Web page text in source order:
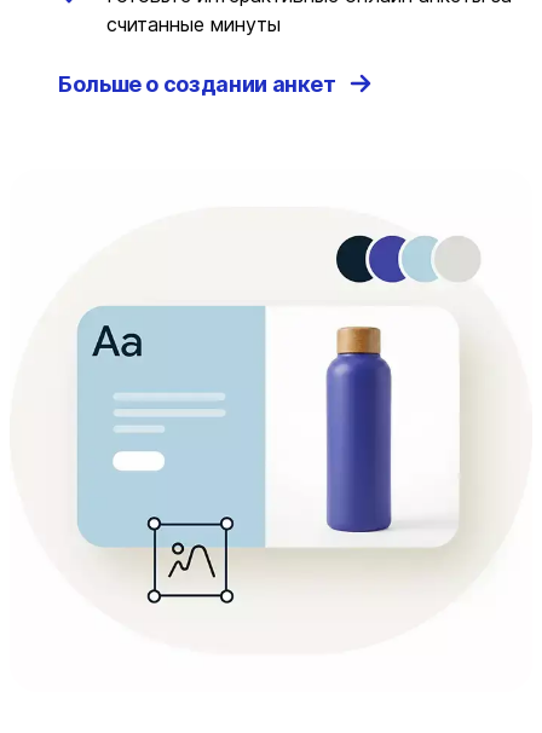
считанные минуты
Больше о создании анкет